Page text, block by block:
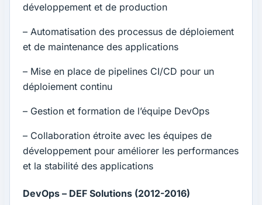
développement et de production
– Automatisation des processus de déploiement
et de maintenance des applications
– Mise en place de pipelines CI/CD pour un
déploiement continu
– Gestion et formation de l’équipe DevOps
– Collaboration étroite avec les équipes de
développement pour améliorer les performances
et la stabilité des applications
DevOps – DEF Solutions (2012-2016)